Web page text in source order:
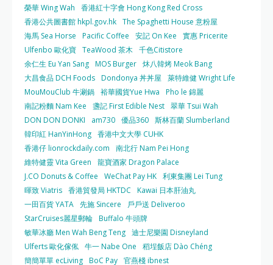
榮華 Wing Wah
香港紅十字會 Hong Kong Red Cross
香港公共圖書館 hkpl.gov.hk The Spaghetti House 意粉屋
海馬 Sea Horse
Pacific Coffee 安記 On Kee
實惠 Pricerite
Ulfenbo 歐化寶 TeaWood 茶木 千色Citistore
余仁生 Eu Yan Sang MOS Burger 炑八韓烤 Meok Bang
大昌食品 DCH Foods Dondonya 丼丼屋
萊特維健 Wright Life
MouMouClub 牛涮鍋 裕華國貨Yue Hwa
Pho le 錦麗
南記粉麵 Nam Kee
盞記 First Edible Nest 翠華 Tsui Wah
DON DON DONKI
am730 優品360 斯林百蘭 Slumberland
韓印紅 HanYinHong 香港中文大學 CUHK
香港仔 lionrockdaily.com
南北行 Nam Pei Hong
維特健靈 Vita Green
龍寶酒家 Dragon Palace
J.CO Donuts & Coffee
WeChat Pay HK 利東集團 Lei Tung
暉致 Viatris 香港貿發局 HKTDC
Kawai 日本肝油丸
一田百貨 YATA 先施 Sincere
戶戶送 Deliveroo
StarCruises麗星郵輪 Buffalo 牛頭牌
敏華冰廳 Men Wah Beng Teng 迪士尼樂園 Disneyland
Ulferts 歐化傢俬 牛一 Nabe One
稻埕飯店 Dào Chéng
簡簡單單 ecLiving BoC Pay 官燕棧 ibnest